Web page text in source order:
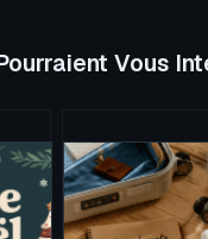
Vous